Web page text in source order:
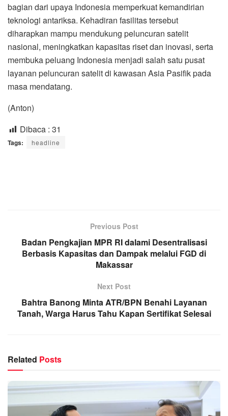
bagian dari upaya Indonesia memperkuat kemandirian
teknologi antariksa. Kehadiran fasilitas tersebut
diharapkan mampu mendukung peluncuran satelit
nasional, meningkatkan kapasitas riset dan inovasi, serta
membuka peluang Indonesia menjadi salah satu pusat
layanan peluncuran satelit di kawasan Asia Pasifik pada
masa mendatang.
(Anton)
Dibaca : 31
Tags: headline
Previous Post
Badan Pengkajian MPR RI dalami Desentralisasi
Berbasis Kapasitas dan Dampak melalui FGD di
Makassar
Next Post
Bahtra Banong Minta ATR/BPN Benahi Layanan
Tanah, Warga Harus Tahu Kapan Sertifikat Selesai
Related Posts